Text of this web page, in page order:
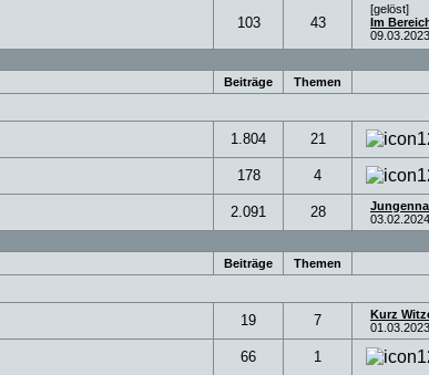
103 43
[gelöst]
Im
09.03.2023
Beiträge Themen
1.804 21
178 4
2.091 28
03.02.2024
Beiträge Themen
19 7
Kurz
01.03.2023
66 1